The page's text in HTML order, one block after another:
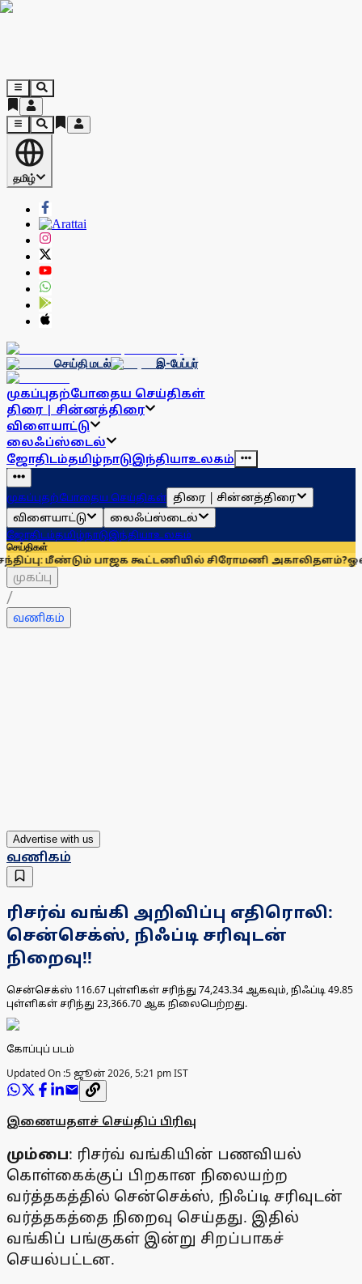
தமிழ்
செய்தி மடல் இ-பேப்பர்
முகப்புதற்போதைய செய்திகள்
திரை | சின்னத்திரை
விளையாட்டு
லைஃப்ஸ்டைல்
ஜோதிடம்தமிழ்நாடுஇந்தியாஉலகம்
முகப்புதற்போதைய செய்திகள் திரை | சின்னத்திரை
விளையாட்டு
லைஃப்ஸ்டைல்
ஜோதிடம்தமிழ்நாடுஇந்தியாஉலகம்
செய்திகள்
பாஜக கூட்டணியில் சிரோமணி அகாலிதளம்? ஓணம்
முகப்பு
/
வணிகம்
Advertise with us
வணிகம்
ரிசர்வ் வங்கி அறிவிப்பு எதிரொலி:
சென்செக்ஸ், நிஃப்டி சரிவுடன்
நிறைவு!!
சென்செக்ஸ் 116.67 புள்ளிகள் சரிந்து 74,243.34 ஆகவும், நிஃப்டி 49.85
புள்ளிகள் சரிந்து 23,366.70 ஆக நிலைபெற்றது.
கோப்புப் படம்
Updated On :5 ஜூன் 2026, 5:21 pm IST
இணையதளச் செய்திப் பிரிவு
மும்பை: ரிசர்வ் வங்கியின் பணவியல்
கொள்கைக்குப் பிறகான நிலையற்ற
வர்த்தகத்தில் சென்செக்ஸ், நிஃப்டி சரிவுடன்
வர்த்தகத்தை நிறைவு செய்தது. இதில்
வங்கிப் பங்குகள் இன்று சிறப்பாகச்
செயல்பட்டன.